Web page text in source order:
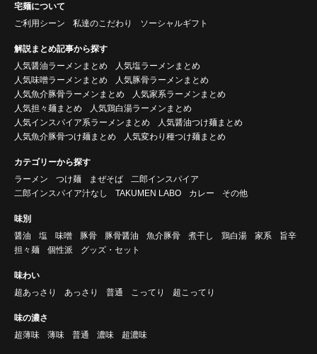
宅麺について
ご利用シーン
私達のこだわり ソーシャルギフト
解説まとめ記事から探す
人気醤油ラーメンまとめ
人気塩ラーメンまとめ
人気味噌ラーメンまとめ
人気豚骨ラーメンまとめ
人気魚介豚骨ラーメンまとめ
人気家系ラーメンまとめ
人気担々麺まとめ
人気鶏白湯ラーメンまとめ
人気インスパイア系ラーメンまとめ
人気醤油つけ麺まとめ
人気魚介豚骨つけ麺まとめ
人気変わり種つけ麺まとめ
カテゴリーから探す
ラーメン
つけ麺 まぜそば
二郎インスパイア
二郎インスパイア汁なし
TAKUMEN LABO カレー その他
味別
醤油
塩 味噌 豚骨 豚骨醤油 魚介豚骨 煮干し 鶏白湯 家系
旨辛
担々麺
個性派 グッズ・セット
味わい
超あっさり
あっさり 普通 こってり 超こってり
味の濃さ
超薄味
薄味 普通 濃味 超濃味